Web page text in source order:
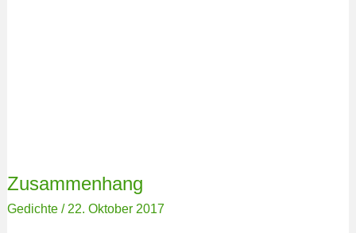
Zusammenhang
Gedichte/ 22. Oktober 2017